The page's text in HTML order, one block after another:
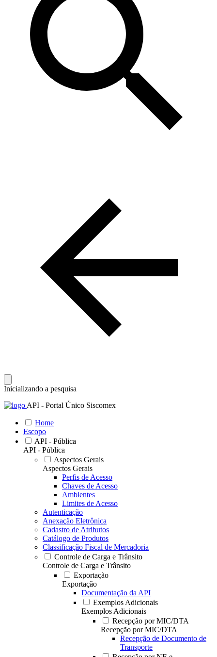
Inicializando a pesquisa
API - Portal Único Siscomex
Home
Escopo
API - Pública
API - Pública
Aspectos Gerais
Aspectos Gerais
Perfis de Acesso
Chaves de Acesso
Ambientes
Limites de Acesso
Autenticação
Anexação Eletrônica
Cadastro de Atributos
Catálogo de Produtos
Classificação Fiscal de Mercadoria
Controle de Carga e Trânsito
Controle de Carga e Trânsito
Exportação
Exportação
Documentação da API
Exemplos Adicionais
Exemplos Adicionais
Recepção por MIC/DTA
Recepção por MIC/DTA
Recepção de Documento de
Transporte